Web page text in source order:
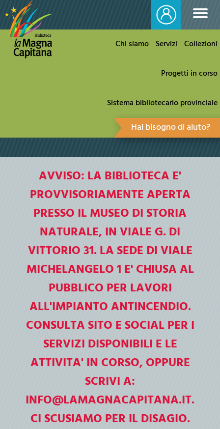
Chi siamo Servizi Collezioni
Progetti in corso
Sistema bibliotecario provinciale
Hai bisogno di aiuto?
La Magna Capitana apre le porte alle
Biblioteca di Foggia "La Magna Capitana"
2026-2027
AVVISO: LA BIBLIOTECA E'
PROVVISORIAMENTE APERTA
PRESSO IL MUSEO DI STORIA
NATURALE, IN VIALE G. DI
VITTORIO 31. LA SEDE DI VIALE
MICHELANGELO 1 E' CHIUSA AL
PUBBLICO PER LAVORI
ALL'IMPIANTO ANTINCENDIO.
CONSULTA SITO E SOCIAL PER I
SERVIZI DISPONIBILI E LE
ATTIVITA' IN CORSO, OPPURE
SCRIVI A:
INFO@LAMAGNACAPITANA.IT.
CI SCUSIAMO PER IL DISAGIO.